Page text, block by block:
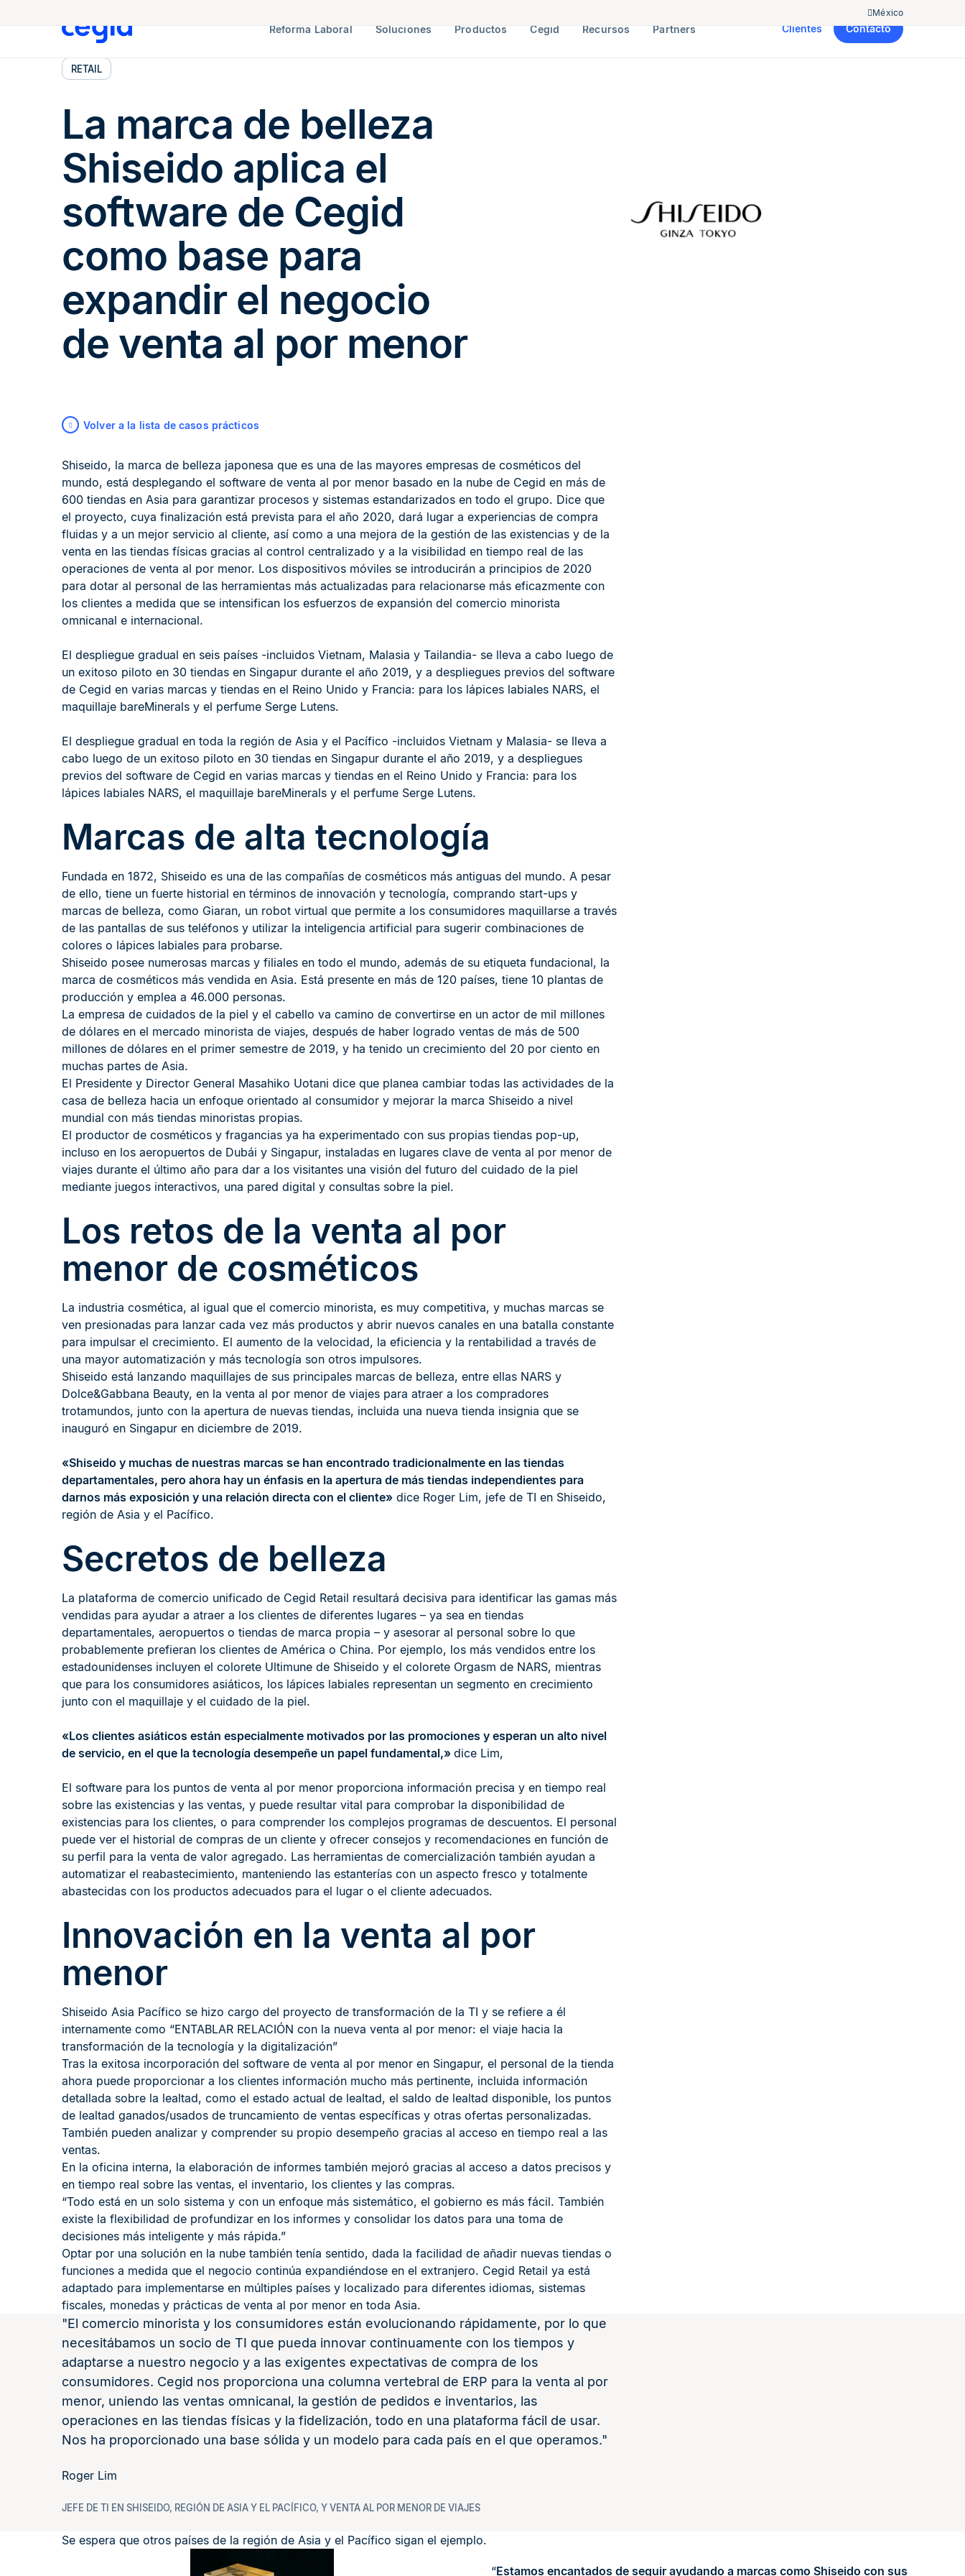
México
Reforma Laboral Soluciones Productos Cegid Recursos Partners Clientes Contacto
RETAIL
La marca de belleza
Shiseido aplica el
software de Cegid
como base para
expandir el negocio
de venta al por menor
Volver a la lista de casos prácticos
Shiseido, la marca de belleza japonesa que es una de las mayores empresas de cosméticos del
mundo, está desplegando el software de venta al por menor basado en la nube de Cegid en más de
600 tiendas en Asia para garantizar procesos y sistemas estandarizados en todo el grupo. Dice que
el proyecto, cuya finalización está prevista para el año 2020, dará lugar a experiencias de compra
fluidas y a un mejor servicio al cliente, así como a una mejora de la gestión de las existencias y de la
venta en las tiendas físicas gracias al control centralizado y a la visibilidad en tiempo real de las
operaciones de venta al por menor. Los dispositivos móviles se introducirán a principios de 2020
para dotar al personal de las herramientas más actualizadas para relacionarse más eficazmente con
los clientes a medida que se intensifican los esfuerzos de expansión del comercio minorista
omnicanal e internacional.
El despliegue gradual en seis países -incluidos Vietnam, Malasia y Tailandia- se lleva a cabo luego de
un exitoso piloto en 30 tiendas en Singapur durante el año 2019, y a despliegues previos del software
de Cegid en varias marcas y tiendas en el Reino Unido y Francia: para los lápices labiales NARS, el
maquillaje bareMinerals y el perfume Serge Lutens.
El despliegue gradual en toda la región de Asia y el Pacífico -incluidos Vietnam y Malasia- se lleva a
cabo luego de un exitoso piloto en 30 tiendas en Singapur durante el año 2019, y a despliegues
previos del software de Cegid en varias marcas y tiendas en el Reino Unido y Francia: para los
lápices labiales NARS, el maquillaje bareMinerals y el perfume Serge Lutens.
Marcas de alta tecnología
Fundada en 1872, Shiseido es una de las compañías de cosméticos más antiguas del mundo. A pesar
de ello, tiene un fuerte historial en términos de innovación y tecnología, comprando start-ups y
marcas de belleza, como Giaran, un robot virtual que permite a los consumidores maquillarse a través
de las pantallas de sus teléfonos y utilizar la inteligencia artificial para sugerir combinaciones de
colores o lápices labiales para probarse.
Shiseido posee numerosas marcas y filiales en todo el mundo, además de su etiqueta fundacional, la
marca de cosméticos más vendida en Asia. Está presente en más de 120 países, tiene 10 plantas de
producción y emplea a 46.000 personas.
La empresa de cuidados de la piel y el cabello va camino de convertirse en un actor de mil millones
de dólares en el mercado minorista de viajes, después de haber logrado ventas de más de 500
millones de dólares en el primer semestre de 2019, y ha tenido un crecimiento del 20 por ciento en
muchas partes de Asia.
El Presidente y Director General Masahiko Uotani dice que planea cambiar todas las actividades de la
casa de belleza hacia un enfoque orientado al consumidor y mejorar la marca Shiseido a nivel
mundial con más tiendas minoristas propias.
El productor de cosméticos y fragancias ya ha experimentado con sus propias tiendas pop-up,
incluso en los aeropuertos de Dubái y Singapur, instaladas en lugares clave de venta al por menor de
viajes durante el último año para dar a los visitantes una visión del futuro del cuidado de la piel
mediante juegos interactivos, una pared digital y consultas sobre la piel.
Los retos de la venta al por
menor de cosméticos
La industria cosmética, al igual que el comercio minorista, es muy competitiva, y muchas marcas se
ven presionadas para lanzar cada vez más productos y abrir nuevos canales en una batalla constante
para impulsar el crecimiento. El aumento de la velocidad, la eficiencia y la rentabilidad a través de
una mayor automatización y más tecnología son otros impulsores.
Shiseido está lanzando maquillajes de sus principales marcas de belleza, entre ellas NARS y
Dolce&Gabbana Beauty, en la venta al por menor de viajes para atraer a los compradores
trotamundos, junto con la apertura de nuevas tiendas, incluida una nueva tienda insignia que se
inauguró en Singapur en diciembre de 2019.
«Shiseido y muchas de nuestras marcas se han encontrado tradicionalmente en las tiendas
departamentales, pero ahora hay un énfasis en la apertura de más tiendas independientes para
darnos más exposición y una relación directa con el cliente» dice Roger Lim, jefe de TI en Shiseido,
región de Asia y el Pacífico.
Secretos de belleza
La plataforma de comercio unificado de Cegid Retail resultará decisiva para identificar las gamas más
vendidas para ayudar a atraer a los clientes de diferentes lugares – ya sea en tiendas
departamentales, aeropuertos o tiendas de marca propia – y asesorar al personal sobre lo que
probablemente prefieran los clientes de América o China. Por ejemplo, los más vendidos entre los
estadounidenses incluyen el colorete Ultimune de Shiseido y el colorete Orgasm de NARS, mientras
que para los consumidores asiáticos, los lápices labiales representan un segmento en crecimiento
junto con el maquillaje y el cuidado de la piel.
«Los clientes asiáticos están especialmente motivados por las promociones y esperan un alto nivel
de servicio, en el que la tecnología desempeñe un papel fundamental,» dice Lim,
El software para los puntos de venta al por menor proporciona información precisa y en tiempo real
sobre las existencias y las ventas, y puede resultar vital para comprobar la disponibilidad de
existencias para los clientes, o para comprender los complejos programas de descuentos. El personal
puede ver el historial de compras de un cliente y ofrecer consejos y recomendaciones en función de
su perfil para la venta de valor agregado. Las herramientas de comercialización también ayudan a
automatizar el reabastecimiento, manteniendo las estanterías con un aspecto fresco y totalmente
abastecidas con los productos adecuados para el lugar o el cliente adecuados.
Innovación en la venta al por
menor
Shiseido Asia Pacífico se hizo cargo del proyecto de transformación de la TI y se refiere a él
internamente como “ENTABLAR RELACIÓN con la nueva venta al por menor: el viaje hacia la
transformación de la tecnología y la digitalización”
Tras la exitosa incorporación del software de venta al por menor en Singapur, el personal de la tienda
ahora puede proporcionar a los clientes información mucho más pertinente, incluida información
detallada sobre la lealtad, como el estado actual de lealtad, el saldo de lealtad disponible, los puntos
de lealtad ganados/usados de truncamiento de ventas específicas y otras ofertas personalizadas.
También pueden analizar y comprender su propio desempeño gracias al acceso en tiempo real a las
ventas.
En la oficina interna, la elaboración de informes también mejoró gracias al acceso a datos precisos y
en tiempo real sobre las ventas, el inventario, los clientes y las compras.
“Todo está en un solo sistema y con un enfoque más sistemático, el gobierno es más fácil. También
existe la flexibilidad de profundizar en los informes y consolidar los datos para una toma de
decisiones más inteligente y más rápida.”
Optar por una solución en la nube también tenía sentido, dada la facilidad de añadir nuevas tiendas o
funciones a medida que el negocio continúa expandiéndose en el extranjero. Cegid Retail ya está
adaptado para implementarse en múltiples países y localizado para diferentes idiomas, sistemas
fiscales, monedas y prácticas de venta al por menor en toda Asia.
El comercio minorista y los consumidores están evolucionando rápidamente, por lo que
necesitábamos un socio de TI que pueda innovar continuamente con los tiempos y
adaptarse a nuestro negocio y a las exigentes expectativas de compra de los
consumidores. Cegid nos proporciona una columna vertebral de ERP para la venta al por
menor, uniendo las ventas omnicanal, la gestión de pedidos e inventarios, las
operaciones en las tiendas físicas y la fidelización, todo en una plataforma fácil de usar.
Nos ha proporcionado una base sólida y un modelo para cada país en el que operamos.
Roger Lim
JEFE DE TI EN SHISEIDO, REGIÓN DE ASIA Y EL PACÍFICO, Y VENTA AL POR MENOR DE VIAJES
Se espera que otros países de la región de Asia y el Pacífico sigan el ejemplo.
“Estamos encantados de seguir ayudando a marcas como Shiseido con sus